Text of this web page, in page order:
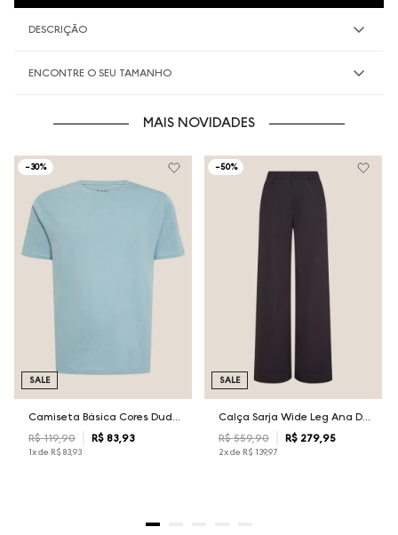
DESCRIÇÃO
ENCONTRE O SEU TAMANHO
MAIS NOVIDADES
-30%
R$ 119,90 R$ 83, 93
1x de R$ 83,93
SALE
-50%
Calça Sarja Wide Leg Ana Dudalina Feminina
R$ 559,90 R$ 279, 95
2x de R$ 139,97
SALE